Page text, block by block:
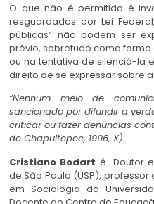
O que não é permitido é
resguardadas por Lei
públicas” não podem ser
prévio, sobretudo como
ou na tentativa de silenciá-la
direito de se expressar sobre
“Nenhum meio de
sancionado por difundir a
criticar ou fazer denúncias
de Chapultepec, 1996, X).
Cristiano Bodart é Doutor
de São Paulo (USP),
em Sociologia da